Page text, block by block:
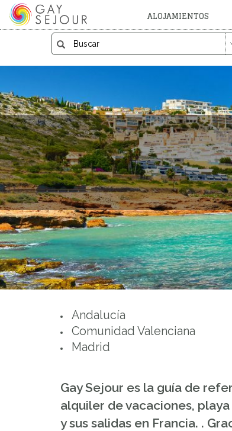
ALOJAMIENTOS
Andalucía
Comunidad Valenciana
Madrid
Gay Sejour es la guía de
alquiler de vacaciones,
y sus salidas en Francia. .